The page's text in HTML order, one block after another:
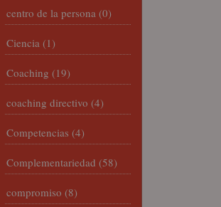
centro de la persona (0)
Ciencia (1)
Coaching (19)
coaching directivo (4)
Competencias (4)
Complementariedad (58)
compromiso (8)